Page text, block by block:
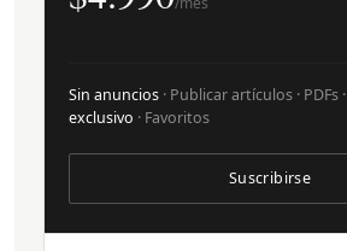
Sin anuncios · Publicar artículos · PDFs ·
exclusivo · Favoritos
Suscribirse